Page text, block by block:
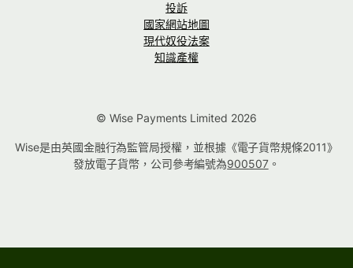
投訴
國家網站地圖
現代奴役法案
知識產權
© Wise Payments Limited 2026
Wise是由英國金融行為監管局授權，並根據《電子貨幣規條2011》
發放電子貨幣，公司參考編號為900507。